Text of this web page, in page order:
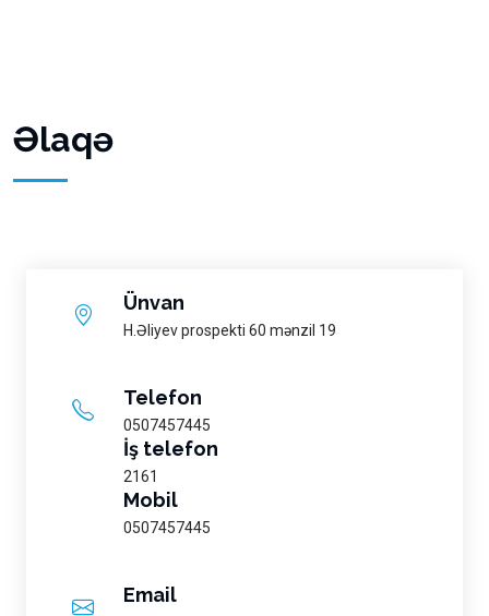
Əlaqə
Ünvan
H.Əliyev prospekti 60 mənzil 19
Telefon
0507457445
İş telefon
2161
Mobil
0507457445
Email